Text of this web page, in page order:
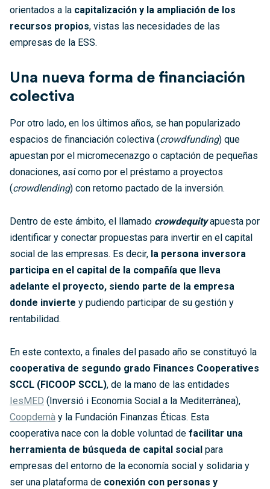
orientados a la capitalización y la ampliación de los
recursos propios, vistas las necesidades de las
empresas de la ESS.
Una nueva forma de financiación
colectiva
Por otro lado, en los últimos años, se han popularizado
espacios de financiación colectiva (crowdfunding) que
apuestan por el micromecenazgo o captación de pequeñas
donaciones, así como por el préstamo a proyectos
(crowdlending) con retorno pactado de la inversión.
Dentro de este ámbito, el llamado crowdequityapuesta por
identificar y conectar propuestas para invertir en el capital
social de las empresas. Es decir, la persona inversora
participa en el capital de la compañía que lleva
adelante el proyecto, siendo parte de la empresa
donde invierte y pudiendo participar de su gestión y
rentabilidad.
En este contexto, a finales del pasado año se constituyó la
cooperativa de segundo grado Finances Cooperatives
SCCL (FICOOP SCCL), de la mano de las entidades
IesMED (Inversió i Economia Social a la Mediterrànea),
Coopdemà y la Fundación Finanzas Éticas. Esta
cooperativa nace con la doble voluntad de facilitar una
herramienta de búsqueda de capital social para
empresas del entorno de la economía social y solidaria y
ser una plataforma de conexión con personas y